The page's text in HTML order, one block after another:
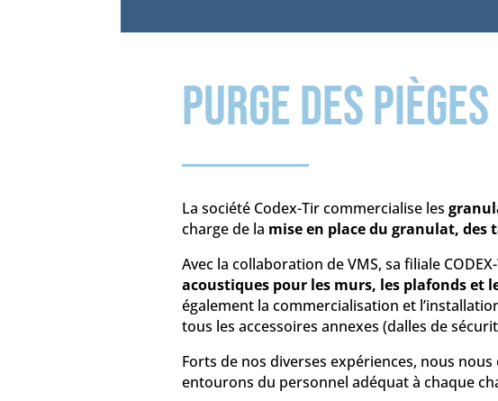
Purge des
La société Codex-Tircommercialise les
charge de la mise en place du granulat, des
Avec la collaboration de VMS, sa filiale
acoustiques pour les murs, les plafonds et
également la commercialisation et
tous les accessoires annexes (dalles de
Forts de nos diverses expériences, nous
entourons du personnel adéquat à chaque